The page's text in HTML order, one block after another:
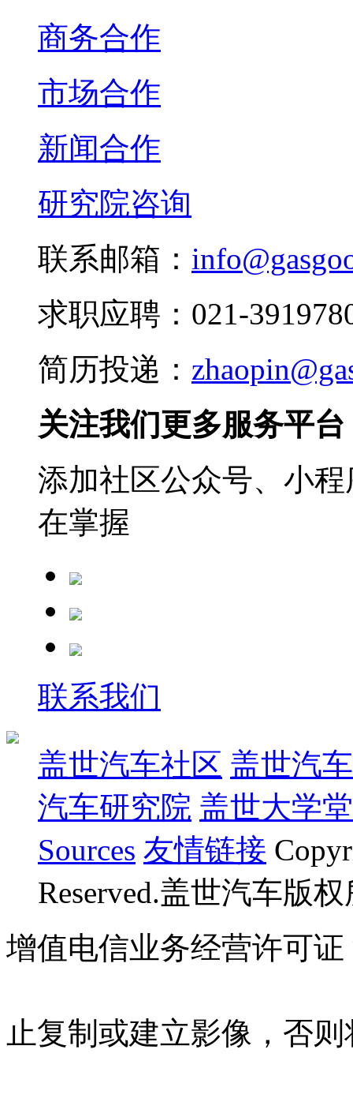
商务合作
市场合作
新闻合作
研究院咨询
联系邮箱：
求职应聘：021-
简历投递：
关注我们更多服务平台
添加社区公众号、小
在掌握
联系我们
盖世汽车社区 盖世汽
汽车研究院 盖世大学堂
Sources 友情链接
Reserved.盖世汽车版
增值电信业务经营许可证
止复制或建立影像，否